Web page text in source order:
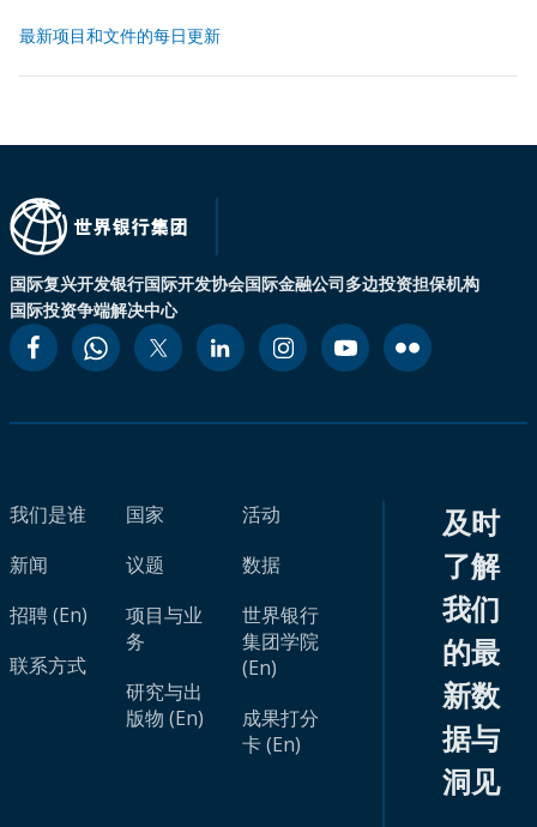
最新项目和文件的每日更新
国际复兴开发银行国际开发协会国际金融公司多边投资担保机构
国际投资争端解决中心
我们是谁
新闻
招聘 (En)
联系方式
国家
议题
项目与业
务
研究与出
版物 (En)
活动
数据
世界银行
集团学院
(En)
成果打分
卡 (En)
及时
了解
我们
的最
新数
据与
洞见